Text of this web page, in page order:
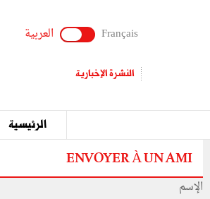
Français العربية
النشرة الإخبارية
الرئيسية
ENVOYER À UN AMI
الإسم